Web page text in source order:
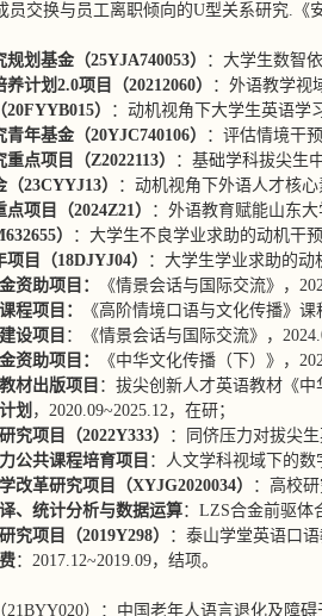
员交换与员工离职倾向的U型关系研究.《
规划基金（25YJA740053）
：大学生数智
计划2.0项目（20212060）
：外语教学视
）
：动机视角下大学生英语学
年基金（20YJC740106）
：评估情境干
点项目（Z2022113）
：基础学科拔尖生
23CYYJ13）
：动机视角下外语人才核心
点项目（2024Z21）
：外语教育赋能山东大
）
：大学生不良学业求助的动机干
项目 （18DJYJ04）
：大学生学业求助的动
资助项目：
《情景会话与国际交流》，
程项目：
《高阶情境口语与文化传播》课
设项目 ：《情景会话与国际交流》，
资助项目：
《中华文化传播（下）》，
材出版项目 ：拔尖创新人才英语教材《中
划 ，2020.09~2025.12，在研；
究项目（2022Y333）
：同侪压力对拔尖
公共课程培育项目 ：人文学科视域下的数
改革研究项目（XYJG2020034）
：高校
、统计分析与数据运算：LZS合金前驱体
究项目（2019Y298）
：泰山学堂英语口语
：2017.12~2019.09，结项。
）：中国老年人语言退化及障